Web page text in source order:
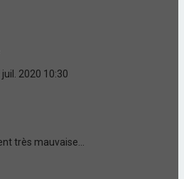
juil. 2020 10:30
très mauvaise...